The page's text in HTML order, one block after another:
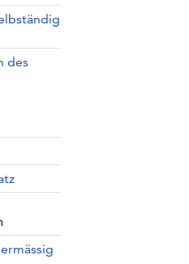
des